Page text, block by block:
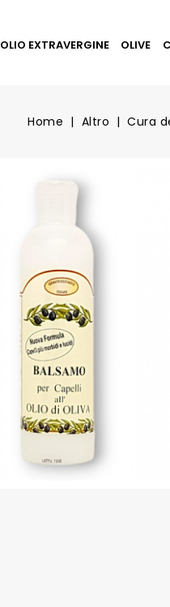
OLIO EXTRAVERGINE OLIVE
Home Altro Cura